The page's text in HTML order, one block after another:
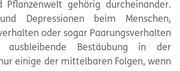
gehörig durcheinander.
Depressionen beim Menschen,
oder sogar Paarungsverhalten
Bestäubung in der
einige der mittelbaren Folgen, wenn